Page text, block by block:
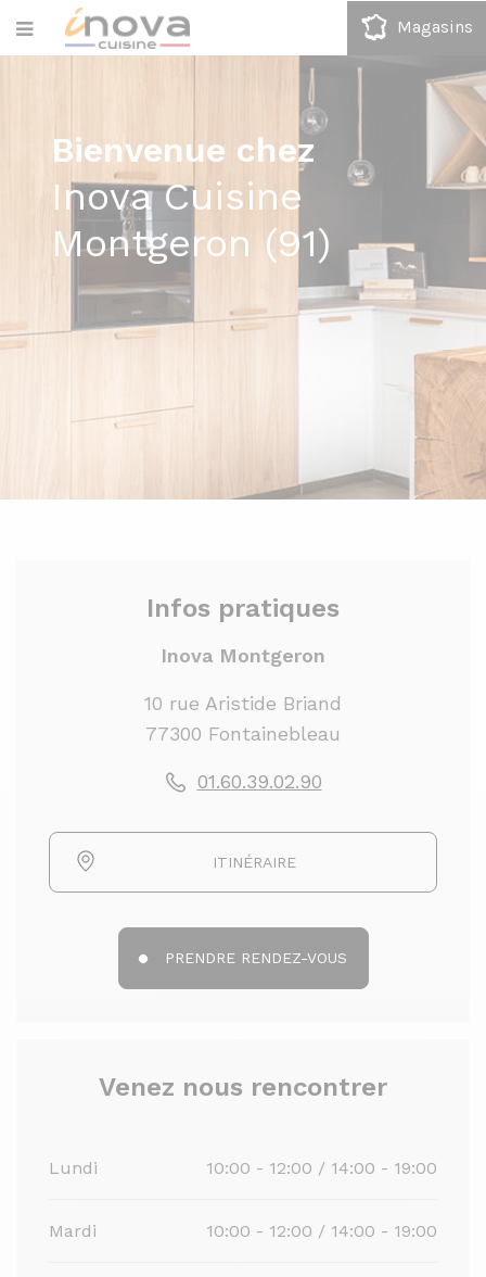
Magasins
Bienvenue chez
Inova Cuisine
Montgeron (91)
Infos pratiques
Inova Montgeron
10 rue Aristide Briand
77300 Fontainebleau
01.60.39.02.90
ITINÉRAIRE
PRENDRE RENDEZ-VOUS
Venez nous rencontrer
Lundi 10:00 - 12:00 / 14:00 - 19:00
Mardi 10:00 - 12:00 / 14:00 - 19:00